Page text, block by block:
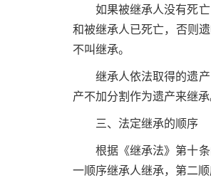
如果被继承人没有死
和被继承人已死亡，否则
不叫继承。
继承人依法取得的遗
产不加分割作为遗产来继
三、法定继承的顺序
根据《继承法》第十
一顺序继承人继承，第二